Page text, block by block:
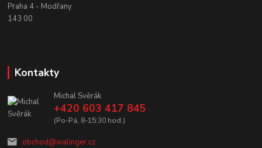
Praha 4 - Modřany
143 00
Kontakty
Michal Svěrák
+420 603 417 845
(Po-Pá, 8-15:30 hod.)
obchod@walinger.cz